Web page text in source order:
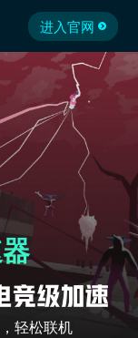
进入官网
轻松联机